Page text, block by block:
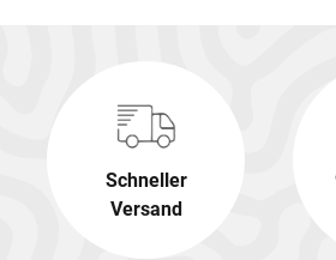
Schneller
Versand